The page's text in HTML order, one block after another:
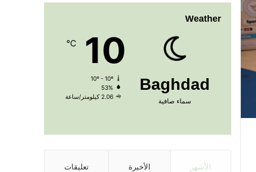
Weather
Baghdad
سماء صافية
10
℃
10º - 10º
53%
2.06 كيلومتر/ساعة
الأشهر الأخيرة تعليقات